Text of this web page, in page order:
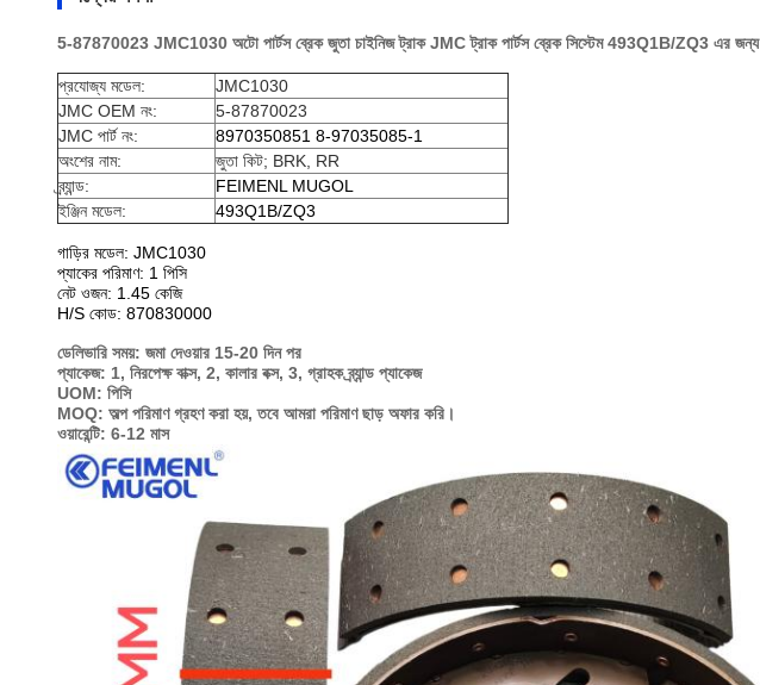
5-87870023 JMC1030 অটো পার্টস ব্রেক জুতা চাইনিজ ট্রাক JMC ট্রাক পার্টস ব্রেক সিস্টেম 493Q1B/ZQ3 এর জন্য
প্রযোজ্য মডেল:
JMC1030
JMC OEM নং:
5-87870023
JMC পার্ট নং:
8970350851 8-97035085-1
অংশের নাম:
জুতা কিট; BRK, RR
ব্র্যান্ড:
FEIMENL MUGOL
ইঞ্জিন মডেল:
493Q1B/ZQ3
গাড়ির মডেল: JMC1030
প্যাকের পরিমাণ: 1 পিসি
নেট ওজন: 1.45 কেজি
H/S কোড: 870830000
ডেলিভারি সময়: জমা দেওয়ার 15-20 দিন পর
প্যাকেজ: 1, নিরপেক্ষ বাক্স, 2, কালার বক্স, 3, গ্রাহক ব্র্যান্ড প্যাকেজ
UOM: পিসি
MOQ: অল্প পরিমাণ গ্রহণ করা হয়, তবে আমরা পরিমাণ ছাড় অফার করি।
ওয়ারেন্টি: 6-12 মাস